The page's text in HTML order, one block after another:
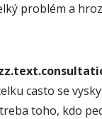
problém a
casto se
toho, kdo